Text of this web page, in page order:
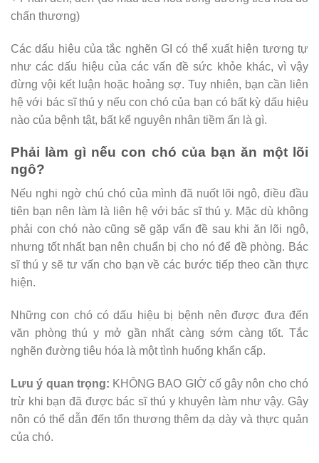
chấn thương)
Các dấu hiệu của tắc nghẽn GI có thể xuất hiện tương tự
như các dấu hiệu của các vấn đề sức khỏe khác, vì vậy
đừng vội kết luận hoặc hoảng sợ. Tuy nhiên, bạn cần liên
hệ với bác sĩ thú y nếu con chó của bạn có bất kỳ dấu hiệu
nào của bệnh tật, bất kể nguyên nhân tiềm ẩn là gì.
Phải làm gì nếu con chó của bạn ăn một lõi
ngô?
Nếu nghi ngờ chú chó của mình đã nuốt lõi ngô, điều đầu
tiên bạn nên làm là liên hệ với bác sĩ thú y. Mặc dù không
phải con chó nào cũng sẽ gặp vấn đề sau khi ăn lõi ngô,
nhưng tốt nhất bạn nên chuẩn bị cho nó để đề phòng. Bác
sĩ thú y sẽ tư vấn cho bạn về các bước tiếp theo cần thực
hiện.
Những con chó có dấu hiệu bị bệnh nên được đưa đến
văn phòng thú y mở gần nhất càng sớm càng tốt. Tắc
nghẽn đường tiêu hóa là một tình huống khẩn cấp.
Lưu ý quan trọng: KHÔNG BAO GIỜ cố gây nôn cho chó
trừ khi bạn đã được bác sĩ thú y khuyên làm như vậy. Gây
nôn có thể dẫn đến tổn thương thêm dạ dày và thực quản
của chó.